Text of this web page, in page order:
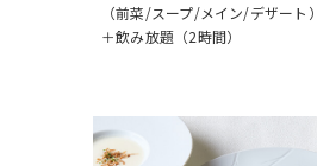
（前菜/スープ/メイン/デザート）
＋飲み放題（2時間）